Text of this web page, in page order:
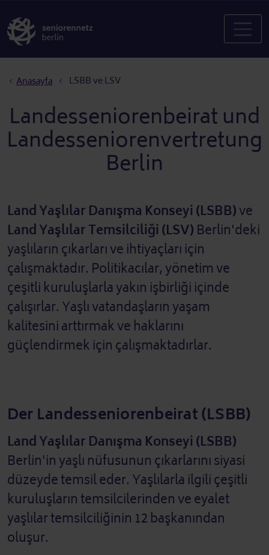
Anasayfa LSBB ve LSV
Landesseniorenbeirat und
Landesseniorenvertretung
Berlin
Land Yaşlılar Danışma Konseyi (LSBB)ve
Land Yaşlılar Temsilciliği (LSV) Berlin'deki
yaşlıların çıkarları ve ihtiyaçları için
çalışmaktadır. Politikacılar, yönetim ve
çeşitli kuruluşlarla yakın işbirliği içinde
çalışırlar. Yaşlı vatandaşların yaşam
kalitesini arttırmak ve haklarını
güçlendirmek için çalışmaktadırlar.
Der Landesseniorenbeirat (LSBB)
Land Yaşlılar Danışma Konseyi (LSBB)
Berlin'in yaşlı nüfusunun çıkarlarını siyasi
düzeyde temsil eder. Yaşlılarla ilgili çeşitli
kuruluşların temsilcilerinden ve eyalet
yaşlılar temsilciliğinin 12 başkanından
oluşur.